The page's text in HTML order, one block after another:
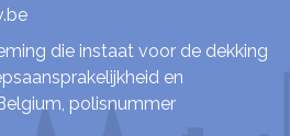
die instaat voor de dekking
en
polisnummer